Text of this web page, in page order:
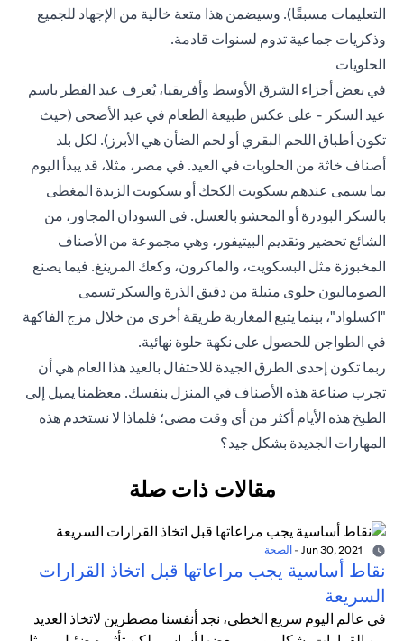
التعليمات مسبقًا). وسيضمن هذا متعة خالية من الإجهاد للجميع
وذكريات جماعية تدوم لسنوات قادمة.
الحلويات
في بعض أجزاء الشرق الأوسط وأفريقيا، يُعرف عيد الفطر باسم
عيد السكر - على عكس طبيعة الطعام في عيد الأضحى (حيث
تكون أطباق اللحم البقري أو لحم الضأن هي الأبرز). لكل بلد
أصناف خاثة من الحلويات في العيد. في مصر، مثلا، قد يبدأ اليوم
بما يسمى عندهم بسكويت الكحك أو بسكويت الزبدة المغطى
بالسكر البودرة أو المحشو بالعسل. في السودان المجاور، من
الشائع تحضير وتقديم البيتيفور، وهي مجموعة من الأصناف
المخبوزة مثل البسكويت، والماكرون، وكعك المرينغ. فيما يصنع
الصوماليون حلوى متبلة من دقيق الذرة والسكر تسمى
"اكسلواد"، بينما يتبع المغاربة طريقة أخرى من خلال مزج الفاكهة
في الطواجن للحصول على نكهة حلوة نهائية.
ربما تكون إحدى الطرق الجيدة للاحتفال بالعيد هذا العام هي أن
تجرب صناعة هذه الأصناف في المنزل بنفسك. معظمنا يميل إلى
الطبخ هذه الأيام أكثر من أي وقت مضى؛ فلماذا لا نستخدم هذه
المهارات الجديدة بشكل جيد؟
مقالات ذات صلة
- الصحة
نقاط أساسية يجب مراعاتها قبل اتخاذ القرارات
السريعة
في عالم اليوم سريع الخطى، نجد أنفسنا مضطرين لاتخاذ العديد